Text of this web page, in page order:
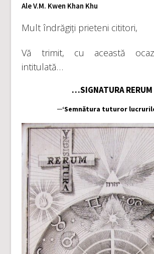
Ale V.M. Kwen Khan Khu
Mult îndrăgiți prieteni cititori,
Vă trimit, cu această
intitulată…
…SIGNATURA RERUM
─‘Semnătura tuturor